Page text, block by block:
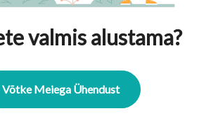
valmis alustama?
Võtke Meiega Ühendust